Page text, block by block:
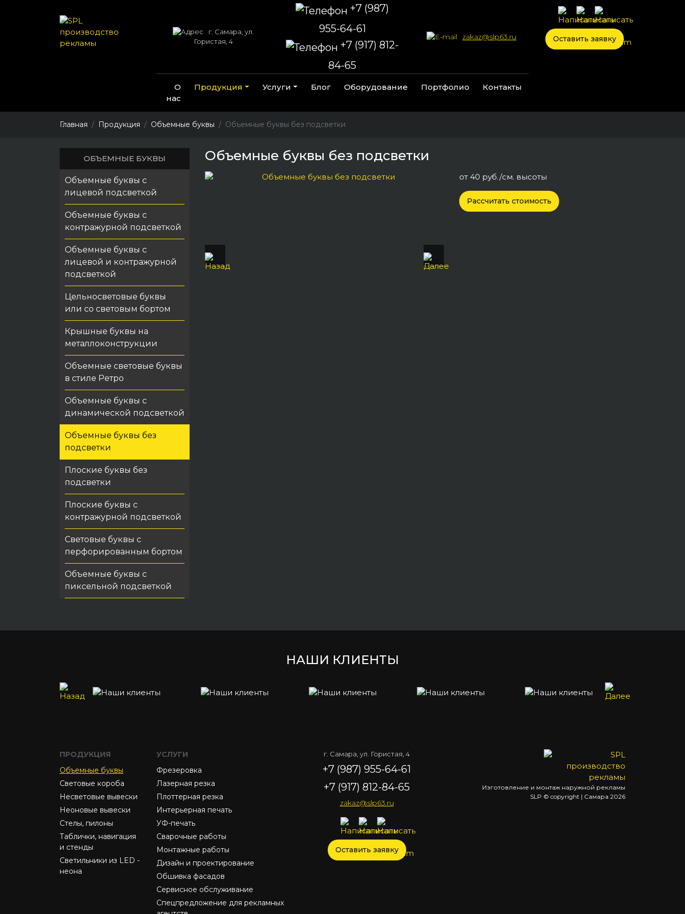
г. Самара, ул.
Гористая, 4
+7 (987)
955-64-61
+7 (917) 812-
84-65
zakaz@slp63.ru
О
нас
Продукция Услуги Блог Оборудование Портфолио Контакты
Оставить заявку
Главная Продукция Объемные буквы Объемные буквы без подсветки
ОБЪЕМНЫЕ БУКВЫ
Объемные буквы с
лицевой подсветкой
Объемные буквы с
контражурной подсветкой
Объемные буквы с
лицевой и контражурной
подсветкой
Цельносветовые буквы
или со световым бортом
Крышные буквы на
металлоконструкции
Объемные световые буквы
в стиле Ретро
Объемные буквы с
динамической подсветкой
Объемные буквы без
подсветки
Плоские буквы без
подсветки
Плоские буквы с
контражурной подсветкой
Световые буквы с
перфорированным бортом
Объемные буквы с
пиксельной подсветкой
Объемные буквы без подсветки
от 40 руб./см. высоты
Рассчитать стоимость
НАШИ КЛИЕНТЫ
ПРОДУКЦИЯ
Объемные буквы
Световые короба
Несветовые вывески
Неоновые вывески
Стелы, пилоны
Таблички, навигация
и стенды
Светильники из LED -
неона
УСЛУГИ
Фрезеровка
Лазерная резка
Плоттерная резка
Интерьерная печать
УФ-печать
Сварочные работы
Монтажные работы
Дизайн и проектирование
Обшивка фасадов
Сервисное обслуживание
Спецпредложение для рекламных
г. Самара, ул. Гористая, 4
+7 (987) 955-64-61
+7 (917) 812-84-65
zakaz@slp63.ru
Оставить заявку
Изготовление и монтаж наружной рекламы
SLP © copyright | Самара 2026